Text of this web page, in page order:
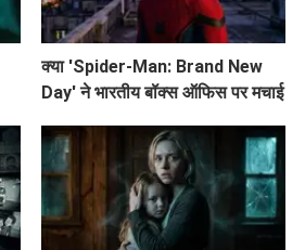
क्या 'Spider-Man: Brand New
Day' ने भारतीय बॉक्स ऑफिस पर मचाई